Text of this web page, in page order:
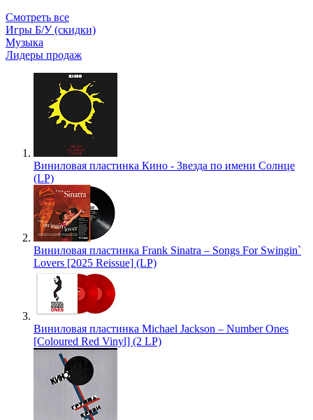
Смотреть все
Игры Б/У (скидки)
Музыка
Лидеры продаж
Виниловая пластинка Кино - Звезда по имени Солнце
(LP)
Виниловая пластинка Frank Sinatra – Songs For Swingin`
Lovers [2025 Reissue] (LP)
Виниловая пластинка Michael Jackson – Number Ones
[Coloured Red Vinyl] (2 LP)